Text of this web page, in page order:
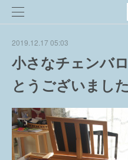
2019.12.17 05:03
小さなチェンバ
とうございました